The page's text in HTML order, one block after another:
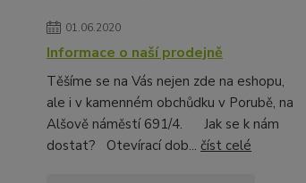
01.06.2020
Informace o naší prodejně
Těšíme se na Vás nejen zde na eshopu,
ale i v kamenném obchůdku v Porubě, na
Alšově náměstí 691/4. Jak se k nám
dostat? Otevírací dob... číst celé